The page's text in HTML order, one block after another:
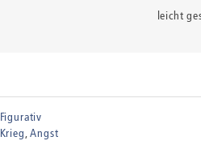
leicht
Figurativ
Krieg Angst